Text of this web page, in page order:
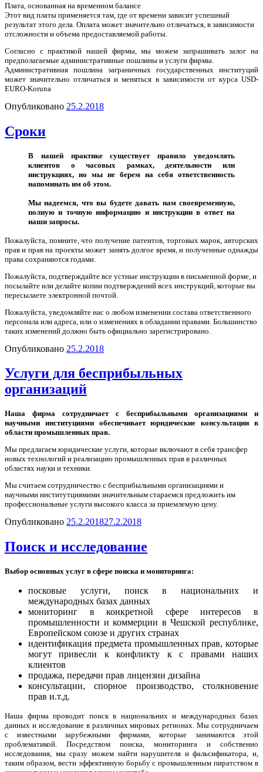
Плата, основанная на временном балансе
Этот вид платы применяется там, где от времени зависит успешный
результат этого дела. Оплата может значительно отличаться, в зависимости
отсложности и объема предоставляемой работы.
Согласно с практикой нашей фирмы, мы можем запрашивать залог на
предполагаемые административные пошлины и услуги фирмы.
Административная пошлина заграничных государственных институций
может значительно отличаться и меняться в зависимости от курса USD-
EURO-Koruna
Опубликовано 25.2.2018
Сроки
В нашей практике cуществует правило уведомлять
клиентов о часовых рамках, деятельности или
инструкциях, но мы не берем на себя ответственность
напоминать им об этом.
Мы надеемся, что вы будете давать нам своевременную,
полную и точную информацию и инструкции в ответ на
наши запросы.
Пожалуйста, помните, что получение патентов, торговых марок, авторских
прав и прав на проекты может занять долгое время, и полученные однажды
права сохраняются годами.
Пожалуйста, подтверждайте все устные инструкции в письменной форме, и
посылайте или делайте копии подтверждений всех инструкций, которые вы
пересылаете электронной почтой.
Пожалуйста, уведомляйте нас о любом изменении состава ответственного
персонала или адреса, или о изменениях в обладании правами. Большинство
таких изменений должно быть официально зарегистрировано.
Опубликовано 25.2.2018
Услуги для беcприбыльных
организаций
Наша фирма сотрудничает с бесприбыльными организациями и
научными институциями обеспечивает юридические консультации в
области промышленных прав.
Мы предлагаем юридические услуги, которые включают в себя трансфер
новых технологий и реализацию промышленных прав в различных
областях науки и техники.
Мы считаем сотрудничество с бесприбыльными организациями и
научными институтциямими значительным стараемся предложить им
профессиональные услуги высокого класса за приемлемую цену.
Опубликовано 25.2.201827.2.2018
Поиск и исследование
Выбор основных услуг в сфере поиска и мониторинга:
посковые услуги, поиск в национальних и
международных базах данных
мониторинг в конкретной сфере интересов в
промышленности и коммерции в Чешской республике,
Европейском союзе и других странах
идентификация предмета промышленных прав, которые
могут привесли к конфликту к с правами наших
клиентов
продажа, передачи прав лицензии дизайна
консультации, спорное производство, столкновение
прав и.т.д.
Наша фирма проводит поиск в национальних и международных базах
данных и исследование в различных мировых регионах. Мы сотрудничаем
с известными зарубежными фирмами, которые занимаются этой
проблематикой. Посредством поиска, мониторинга и собственно
исследования, мы сразу можем найти нарушителя и фальсификатора, и,
таким образом, вести эффективную борьбу с промышленным пиратством в